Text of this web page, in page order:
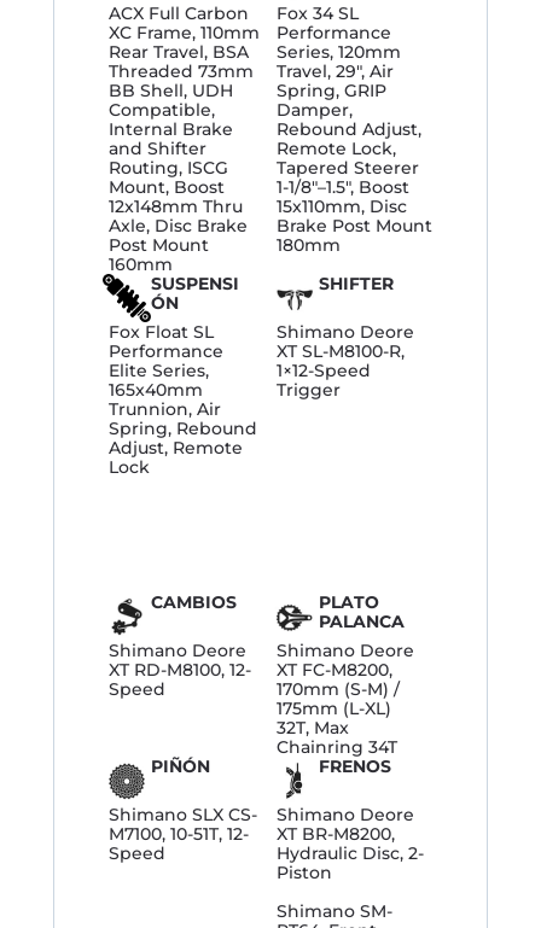
ACX Full Carbon
XC Frame, 110mm
Rear Travel, BSA
Threaded 73mm
BB Shell, UDH
Compatible,
Internal Brake
and Shifter
Routing, ISCG
Mount, Boost
12x148mm Thru
Axle, Disc Brake
Post Mount
160mm
Fox 34 SL
Performance
Series, 120mm
Travel, 29″, Air
Spring, GRIP
Damper,
Rebound Adjust,
Remote Lock,
Tapered Steerer
1-1/8″–1.5″, Boost
15x110mm, Disc
Brake Post Mount
180mm
SUSPENSI
ÓN
Fox Float SL
Performance
Elite Series,
165x40mm
Trunnion, Air
Spring, Rebound
Adjust, Remote
Lock
SHIFTER
Shimano Deore
XT SL-M8100-R,
1×12-Speed
Trigger
CAMBIOS
Shimano Deore
XT RD-M8100, 12-
Speed
PLATO
PALANCA
Shimano Deore
XT FC-M8200,
170mm (S-M) /
175mm (L-XL)
32T, Max
Chainring 34T
PIÑÓN
Shimano SLX CS-
M7100, 10-51T, 12-
Speed
FRENOS
Shimano Deore
XT BR-M8200,
Hydraulic Disc, 2-
Piston
Shimano SM-